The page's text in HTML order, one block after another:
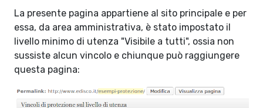
La presente pagina appartiene al sito principale e per
essa, da area amministrativa, è stato impostato il
livello minimo di utenza "Visibile a tutti", ossia non
sussiste alcun vincolo e chiunque può raggiungere
questa pagina: